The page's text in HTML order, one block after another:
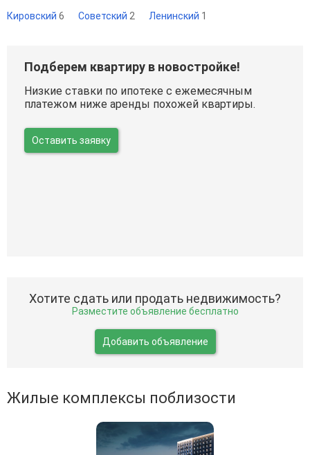
Кировский 6 Советский 2 Ленинский 1
Подберем квартиру в новостройке!
Низкие ставки по ипотеке с ежемесячным
платежом ниже аренды похожей квартиры.
Оставить заявку
Хотите сдать или продать недвижимость?
Разместите объявление бесплатно
Добавить объявление
Жилые комплексы поблизости